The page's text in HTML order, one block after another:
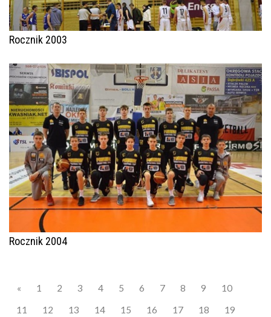
Rocznik 2003
Rocznik 2004
« 1 2 3 4 5 6 7 8 9
10
11
12 13 14 15 16 17 18
19